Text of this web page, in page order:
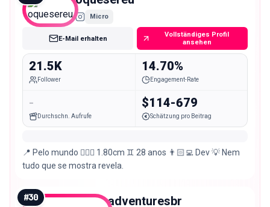
Micro
E-Mail erhalten
Vollständiges Profil
ansehen
21.5K
Follower
14.70%
Engagement-Rate
-
Durchschn. Aufrufe
$114-679
Schätzung pro Beitrag
📍 Pelo mundo 🙎🏻‍♂️ 1.80cm ♊️ 28 anos 👨🏻‍💻 Dev 💡 Nem
tudo que se mostra revela.
#30 droneadventuresbr